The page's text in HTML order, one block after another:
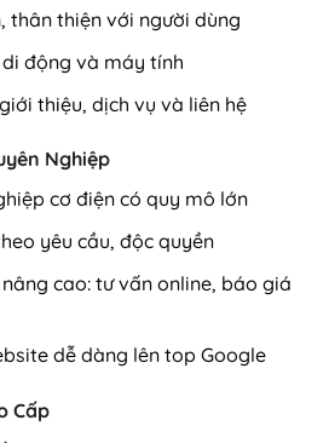
thân thiện với người dùng
động và máy tính
thiệu, dịch vụ và liên hệ
Nghiệp
cơ điện có quy mô lớn
yêu cầu, độc quyền
cao: tư vấn online, báo giá
dễ dàng lên top Google
Cấp